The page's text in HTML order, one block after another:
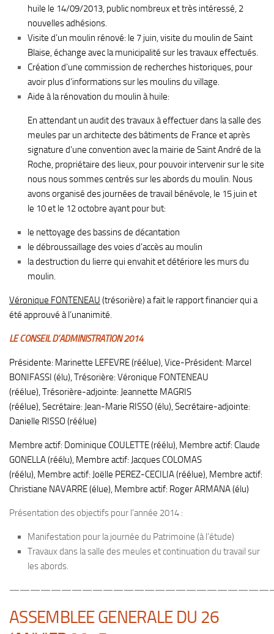
huile le 14/09/2013, public nombreux et très intéressé, 2
nouvelles adhésions.
Visite d’un moulin rénové: le 7 juin, visite du moulin de Saint
Blaise, échange avec la municipalité sur les travaux effectués.
Création d’une commission de recherches historiques, pour
avoir plus d’informations sur les moulins du village.
Aide à la rénovation du moulin à huile:
En attendant un audit des travaux à effectuer dans la salle des
meules par un architecte des bâtiments de France et après
signature d’une convention avec la mairie de Saint André de la
Roche, propriétaire des lieux, pour pouvoir intervenir sur le site
nous nous sommes centrés sur les abords du moulin. Nous
avons organisé des journées de travail bénévole, le 15 juin et
le 10 et le 12 octobre ayant pour but:
le nettoyage des bassins de décantation
le débroussaillage des voies d’accès au moulin
la destruction du lierre qui envahit et détériore les murs du
moulin.
Véronique FONTENEAU (trésorière) a fait le rapport financier qui a
été approuvé à l’unanimité.
LE CONSEIL D’ADMINISTRATION 2014
Présidente: Marinette LEFEVRE (réélue), Vice-Président: Marcel
BONIFASSI (élu), Trésorière: Véronique FONTENEAU
(réélue), Trésorière-adjointe: Jeannette MAGRIS
(réélue), Secrétaire: Jean-Marie RISSO (élu), Secrétaire-adjointe:
Danielle RISSO (réélue)
Membre actif: Dominique COULETTE (réélu), Membre actif: Claude
GONELLA (réélu), Membre actif: Jacques COLOMAS
(réélu), Membre actif: Joëlle PEREZ-CECILIA (réélue), Membre actif:
Christiane NAVARRE (élue), Membre actif: Roger ARMANA (élu)
Présentation des objectifs pour l’année 2014 :
Manifestation pour la journée du Patrimoine (à l’étude)
Travaux dans la salle des meules et continuation du travail sur
les abords.
ASSEMBLEE GENERALE DU 26